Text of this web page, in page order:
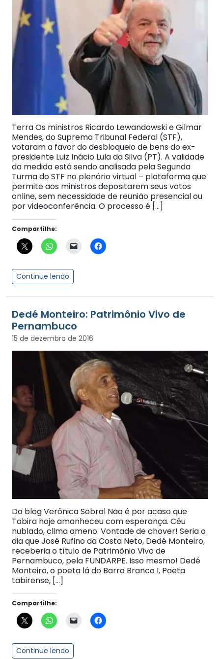
Terra Os ministros Ricardo Lewandowski e Gilmar
Mendes, do Supremo Tribunal Federal (STF),
votaram a favor do desbloqueio de bens do ex-
presidente Luiz Inácio Lula da Silva (PT). A validade
da medida está sendo analisada pela Segunda
Turma do STF no plenário virtual – plataforma que
permite aos ministros depositarem seus votos
online, sem necessidade de reunião presencial ou
por videoconferência. O processo é […]
Compartilhe:
Continue lendo
Dedé Monteiro: Patrimônio Vivo de
Pernambuco
15 de dezembro de 2016
Do blog Verônica Sobral Não é por acaso que
Tabira hoje amanheceu com esperança. Céu
nublado, clima ameno. Vontade de chover! Seria o
dia que José Rufino da Costa Neto, Dedé Monteiro,
receberia o título de Patrimônio Vivo de
Pernambuco, pela FUNDARPE. Isso mesmo! Dedé
Monteiro, o poeta lá do Barro Branco I, Poeta
tabirense, […]
Compartilhe:
Continue lendo